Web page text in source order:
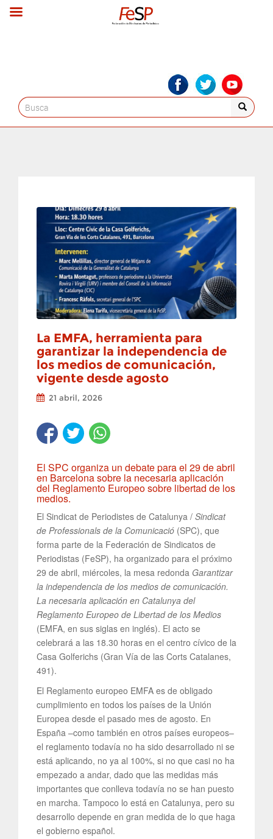
Search
for:
La EMFA, herramienta para
garantizar la independencia de
los medios de comunicación,
vigente desde agosto
21 abril, 2026
El SPC organiza un debate para el 29 de abril
en Barcelona sobre la necesaria aplicación
del Reglamento Europeo sobre libertad de los
medios.
El Sindicat de Periodistes de Catalunya / Sindicat
de Professionals de la Comunicació (SPC), que
forma parte de la Federación de Sindicatos de
Periodistas (FeSP), ha organizado para el próximo
29 de abril, miércoles, la mesa redonda Garantizar
la independencia de los medios de comunicación.
La necesaria aplicación en Catalunya del
Reglamento Europeo de Libertad de los Medios
(EMFA, en sus siglas en inglés). El acto se
celebrará a las 18.30 horas en el centro cívico de la
Casa Golferichs (Gran Vía de las Corts Catalanes,
491).
El Reglamento europeo EMFA es de obligado
cumplimiento en todos los países de la Unión
Europea desde el pasado mes de agosto. En
España –como también en otros países europeos–
el reglamento todavía no ha sido desarrollado ni se
está aplicando, no ya al 100%, si no que casi no ha
empezado a andar, dado que las medidas más
importantes que conlleva todavía no se han puesto
en marcha. Tampoco lo está en Catalunya, pero su
desarrollo depende en gran medida de lo que haga
el gobierno español.